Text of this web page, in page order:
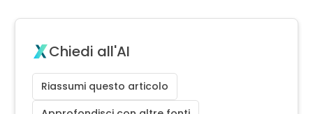
Chiedi all'AI
Riassumi questo articolo